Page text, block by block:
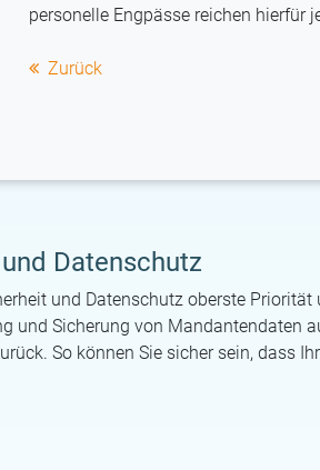
personelle Engpässe reichen hierfür
Zurück
Datenschutz
und Datenschutz oberste
und Sicherung von Mandantendaten
So können Sie sicher sein, dass